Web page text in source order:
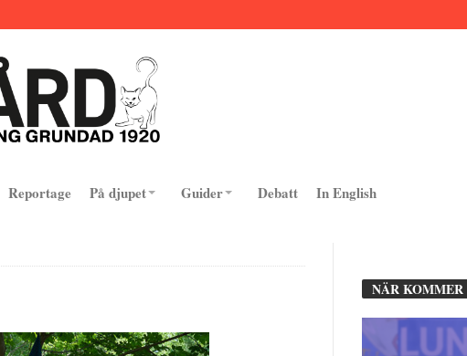
Reportage På djupet Guider Debatt In English
NÄR